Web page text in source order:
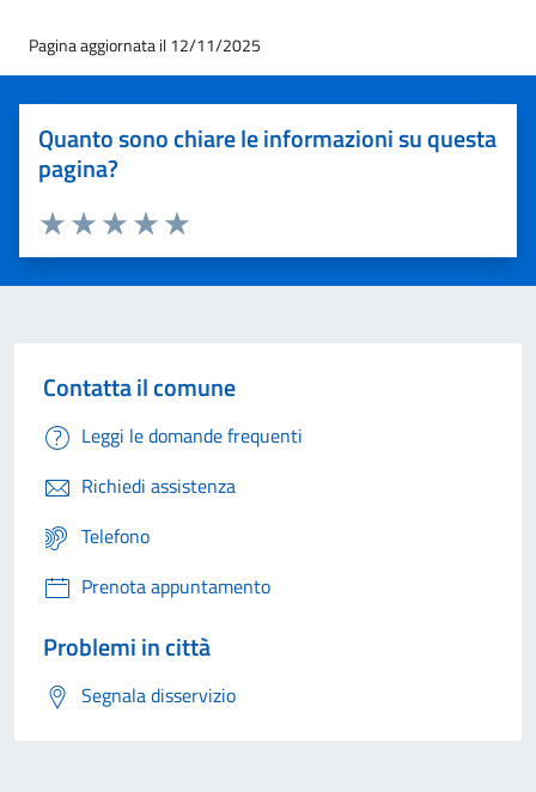
Pagina aggiornata il 12/11/2025
Quanto sono chiare le informazioni su questa
pagina?
Valuta 5 stelle su 5
Valuta 4 stelle su 5
Valuta 3 stelle su 5
Valuta 2 stelle su 5
Valuta 1 stelle su 5
Contatta il comune
Leggi le domande frequenti
Richiedi assistenza
Telefono
Prenota appuntamento
Problemi in città
Segnala disservizio